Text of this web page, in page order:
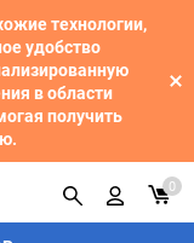
технологии,
удобство
в области
получить
0